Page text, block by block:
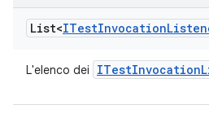
List<ITestInvocation
L'elenco dei ITestInvocation